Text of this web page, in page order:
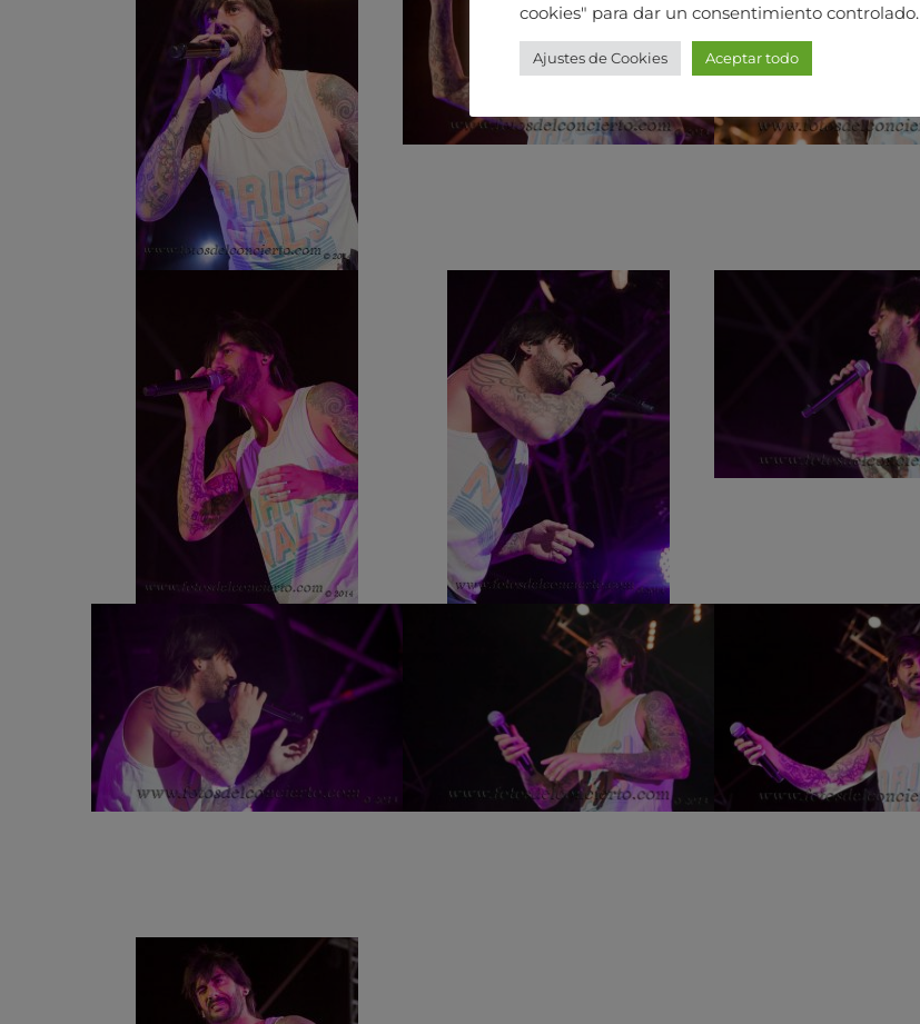
cookies" para dar un consentimiento controlado.
Ajustes de Cookies Aceptar todo